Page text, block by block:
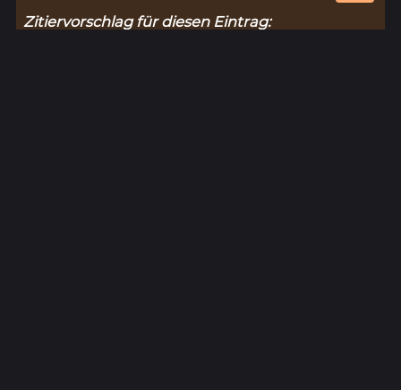
Zitiervorschlag für diesen Eintrag: